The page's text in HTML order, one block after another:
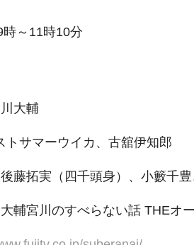
～11時10分
大輔
トサマーウイカ、古舘伊知郎
藤拓実（四千頭身）、小籔千
大輔宮川のすべらない話 THEオ